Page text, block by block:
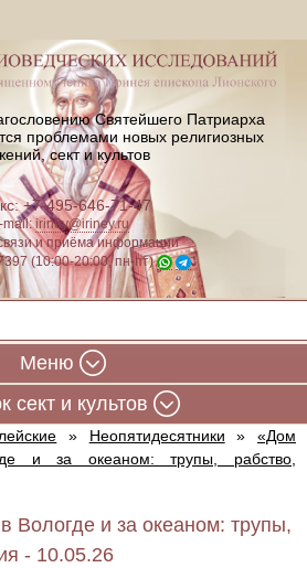
Святейшего Патриарха
проблемами новых религиозных
сект и культов
+7-495-646-71-47
mail:iriney@iriney.ru
и приёма информации
(10:00-20:00, пн-пт)
Меню
сект и культов
» Неопятидесятники »
«Дом
и за океаном: трупы, рабство,
Вологде и за океаном: трупы,
- 10.05.26